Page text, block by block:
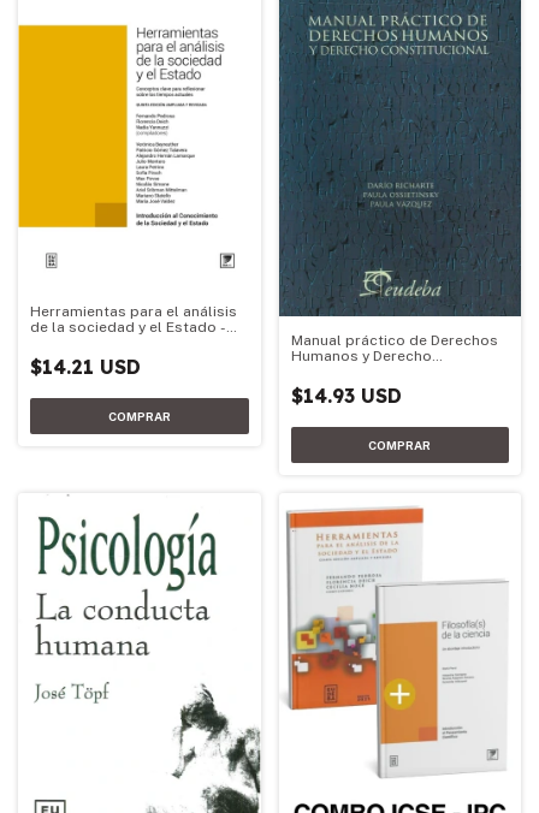
Herramientas para el análisis
de la sociedad y el Estado -
$14.21 USD
Manual práctico de Derechos
Humanos y Derecho
$14.93 USD